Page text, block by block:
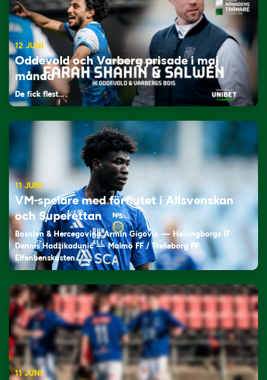
12 JUNI
Oddevold och Varberg prisade i maj
månad
De fick flest…
11 JUNI
VM-spelare med förflutet i Allsvenskan
och Superettan
Bosnien & Hercegovina Armin Gigovic — Helsingborgs IF
Dennis Hadžikadunić — Malmö FF / Trelleborg FF
Elfenbenskusten…
11 JUNI